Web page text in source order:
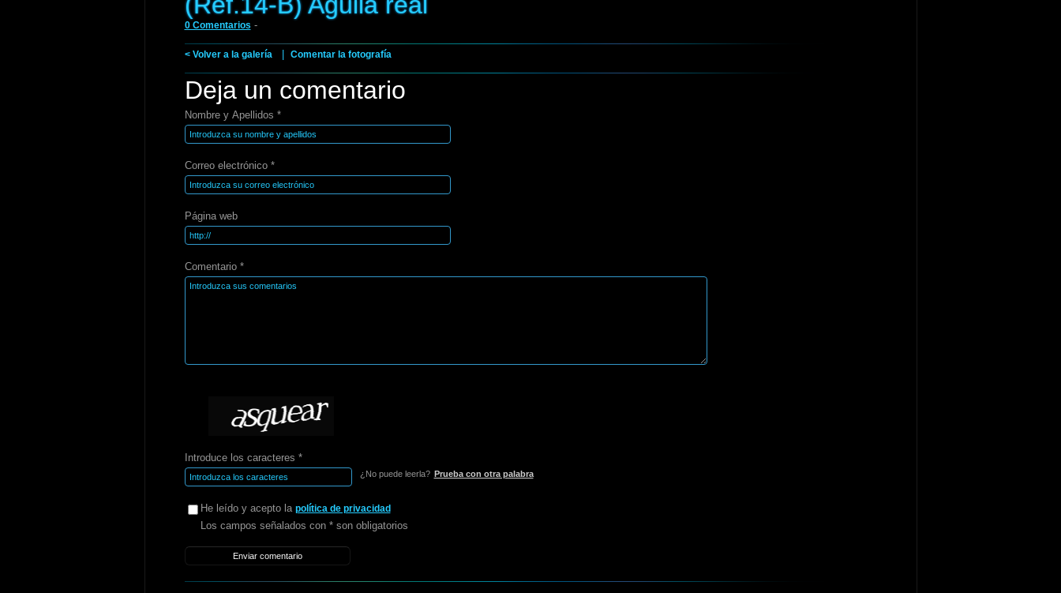
0 Comentarios -
< Volver a la galería Comentar la fotografía
Deja un comentario
Nombre y Apellidos *
Correo electrónico *
Página web
Comentario *
Introduce los caracteres *
¿No puede leerla? Prueba con otra palabra
He leído y acepto la política de privacidad
Los campos señalados con * son obligatorios